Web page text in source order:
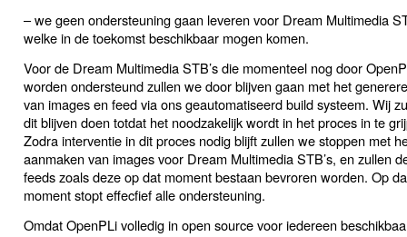
– we geen ondersteuning gaan leveren voor Dream Multimedia
welke in de toekomst beschikbaar mogen komen.
Voor de Dream Multimedia STB’s die momenteel nog door
worden ondersteund zullen we door blijven gaan met het
van images en feed via ons geautomatiseerd build systeem. Wij
dit blijven doen totdat het noodzakelijk wordt in het proces in te
Zodra interventie in dit proces nodig blijft zullen we stoppen met
aanmaken van images voor Dream Multimedia STB’s, en zullen
feeds zoals deze op dat moment bestaan bevroren worden. Op
moment stopt effecfief alle ondersteuning.
Omdat OpenPLi volledig in open source voor iedereen